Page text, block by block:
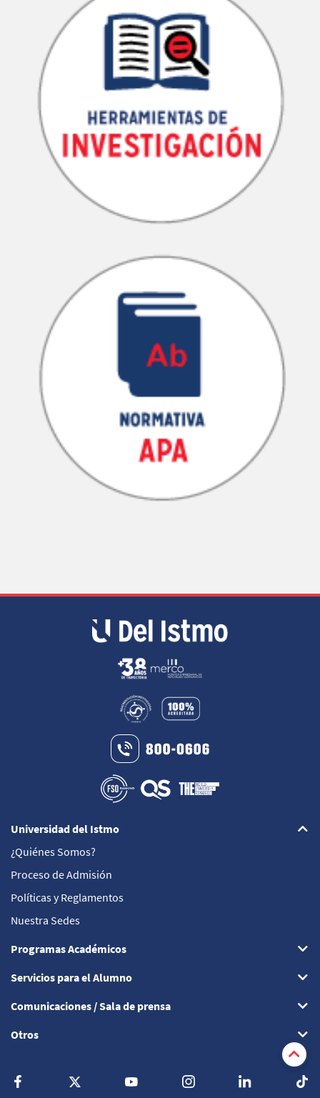
Universidad del Istmo
¿Quiénes Somos?
Proceso de Admisión
Políticas y Reglamentos
Nuestra Sedes
Programas Académicos
Servicios para el Alumno
Comunicaciones / Sala de prensa
Otros